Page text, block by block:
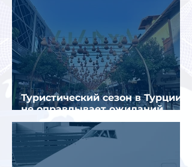
Туристический сезон в Турции
не оправдывает ожиданий
отрасли